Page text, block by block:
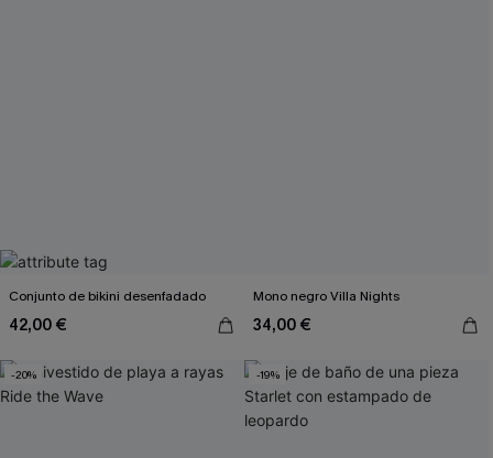
Conjunto de bikini desenfadado
42,00 €
Mono negro Villa Nights
34,00 €
-20% -19%